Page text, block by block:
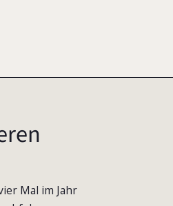
Mal im Jahr